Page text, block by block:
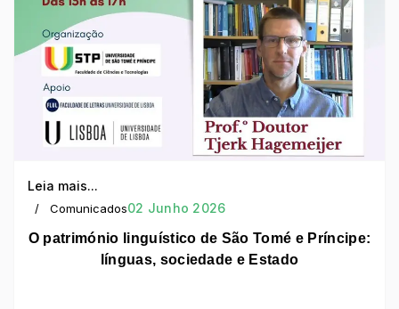
O património linguístico de São Tomé e Príncipe:
línguas, sociedade e Estado
Comunicados02 Junho 2026
Leia mais...